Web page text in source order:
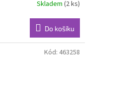
Skladem (2 ks)
Do košíku
Kód: 463258